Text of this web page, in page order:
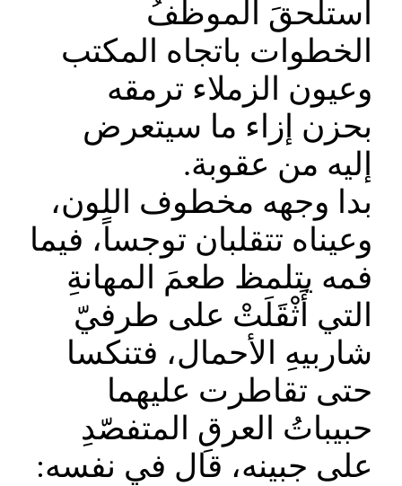
استلحقَ الموظفُ
الخطوات باتجاه المكتب
وعيون الزملاء ترمقه
بحزن إزاء ما سيتعرض
إليه من عقوبة.
بدا وجهه مخطوف اللون،
وعيناه تتقلبان توجساً، فيما
فمه يتلمظ طعمَ المهانةِ
التي أَثْقَلَتْ على طرفيّ
شاربيهِ الأحمال، فتنكسا
حتى تقاطرت عليهما
حبيباتُ العرقِ المتفصّدِ
على جبينه، قال في نفسه: